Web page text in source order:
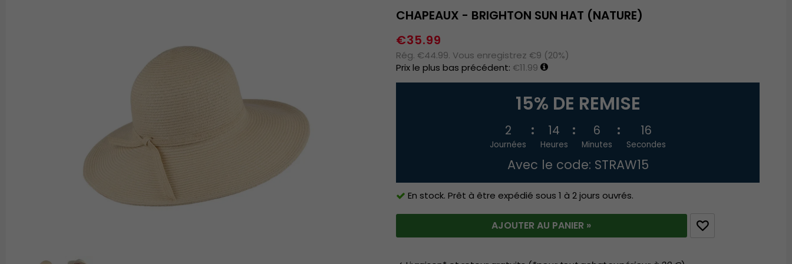
CHAPEAUX - BRIGHTON SUN HAT (NATURE)
€35.99
Rég. €44.99. Vous enregistrez €9 (20%)
Prix le plus bas précédent: €11.99
15% DE REMISE
2
Journées
14
Heures
6
Minutes
15
Secondes
Avec le code: STRAW15
En stock. Prêt à être expédié sous 1 à 2 jours ouvrés.
AJOUTER AU PANIER »